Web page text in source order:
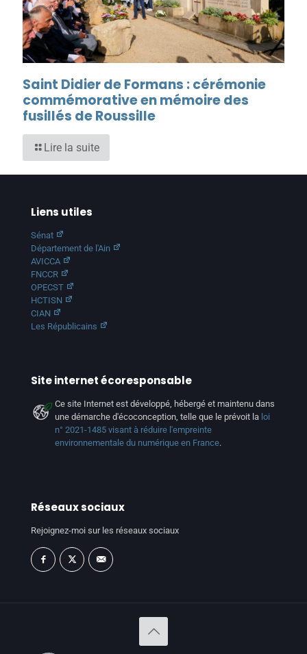
Saint Didier de Formans : cérémonie
commémorative en mémoire des
fusillés de Roussille
Lire la suite
Liens utiles
Sénat
Département de l'Ain
AVICCA
FNCCR
OPECST
HCTISN
CIAN
Les Républicains
Site internet écoresponsable
Ce site Internet est développé, hébergé et maintenu dans
une démarche d'écoconception, telle que le prévoit la loi
n° 2021-1485 visant à réduire l'empreinte
environnementale du numérique en France.
Réseaux sociaux
Rejoignez-moi sur les réseaux sociaux